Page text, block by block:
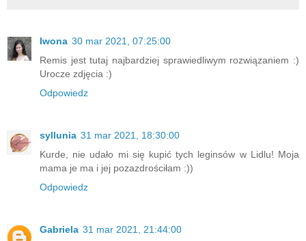
Iwona 30 mar 2021, 07:25:00
Remis jest tutaj najbardziej sprawiedliwym rozwiązaniem :)
Urocze zdjęcia :)
Odpowiedz
syllunia 31 mar 2021, 18:30:00
Kurde, nie udało mi się kupić tych leginsów w Lidlu! Moja
mama je ma i jej pozazdrościłam :))
Odpowiedz
Gabriela 31 mar 2021, 21:44:00